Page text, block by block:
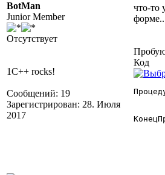
BotMan
Junior Member
Отсутствует
1C++ rocks!
Сообщений: 19
Зарегистрирован: 28. Июля
2017
что-то
Код